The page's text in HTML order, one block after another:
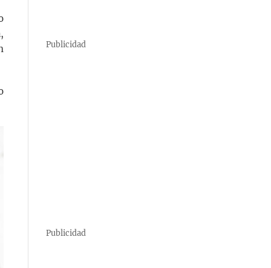
Publicidad
Publicidad